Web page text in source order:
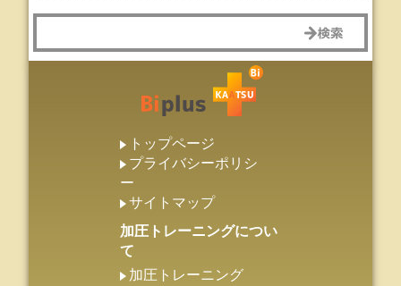
トップページ
プライバシーポリシ
ー
サイトマップ
加圧トレーニングについ
て
加圧トレーニング